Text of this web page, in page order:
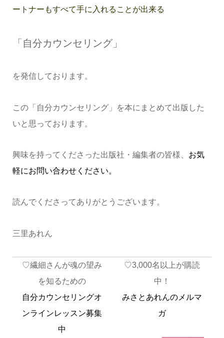
ートナーもすべて手に入れることが出来る
「自分カウンセリング」
を発信しております。
この「自分カウンセリング」を本にまとめて出版した
いと思っております。
興味を持ってくださった出版社・編集者の皆様、 お気
軽にお問い合わせください。
読んでくださってありがとうございます。
三里あれん
♡繊細さんが魂の望み
を知るための
自分カウンセリングオ
ンラインレッスン募集
中
♡3,000名以上が購読
中！
みさとあれんのメルマ
ガ